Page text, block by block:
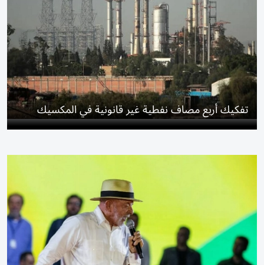
تفكيك أربع مصاف نفطية غير قانونية في المكسيك